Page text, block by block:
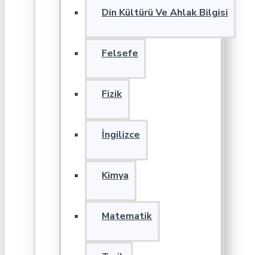
Din Kültürü Ve Ahlak Bilgisi
Felsefe
Fizik
İngilizce
Kimya
Matematik